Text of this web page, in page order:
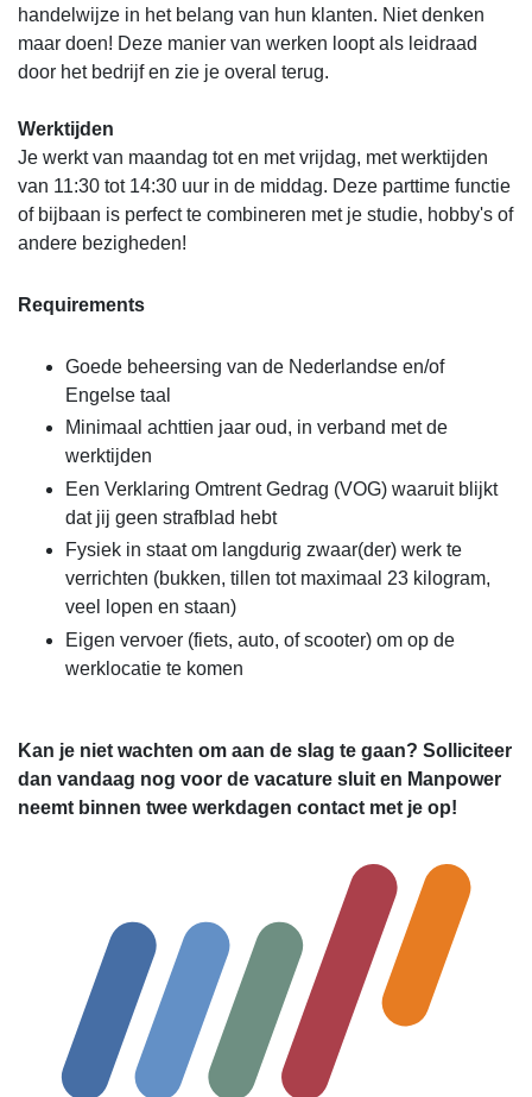
handelwijze in het belang van hun klanten. Niet denken
maar doen! Deze manier van werken loopt als leidraad
door het bedrijf en zie je overal terug.
Werktijden
Je werkt van maandag tot en met vrijdag, met werktijden
van 11:30 tot 14:30 uur in de middag. Deze parttime functie
of bijbaan is perfect te combineren met je studie, hobby's of
andere bezigheden!
Requirements
Goede beheersing van de Nederlandse en/of
Engelse taal
Minimaal achttien jaar oud, in verband met de
werktijden
Een Verklaring Omtrent Gedrag (VOG) waaruit blijkt
dat jij geen strafblad hebt
Fysiek in staat om langdurig zwaar(der) werk te
verrichten (bukken, tillen tot maximaal 23 kilogram,
veel lopen en staan)
Eigen vervoer (fiets, auto, of scooter) om op de
werklocatie te komen
Kan je niet wachten om aan de slag te gaan? Solliciteer
dan vandaag nog voor de vacature sluit en Manpower
neemt binnen twee werkdagen contact met je op!